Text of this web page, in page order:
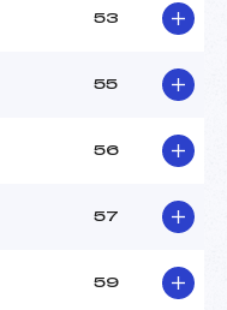
53
55
56
57
59